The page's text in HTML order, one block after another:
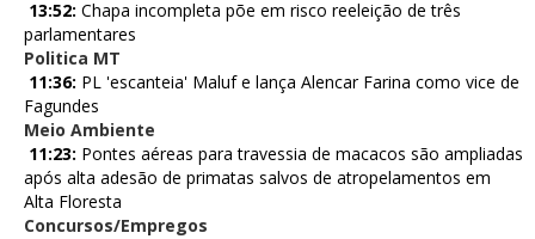
13:52: Chapa incompleta põe em risco reeleição de três
parlamentares
Politica MT
11:36: PL 'escanteia' Maluf e lança Alencar Farina como vice de
Fagundes
Meio Ambiente
11:23: Pontes aéreas para travessia de macacos são ampliadas
após alta adesão de primatas salvos de atropelamentos em
Alta Floresta
Concursos/Empregos